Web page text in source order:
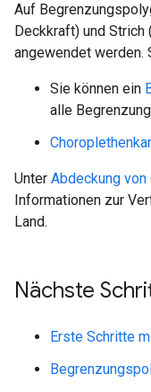
Auf
Deckkraft) und Strich
angewendet werden.
Sie können ein
alle
Unter Abdeckung von
Informationen zur
Land.
Nächste
Erste Schritte